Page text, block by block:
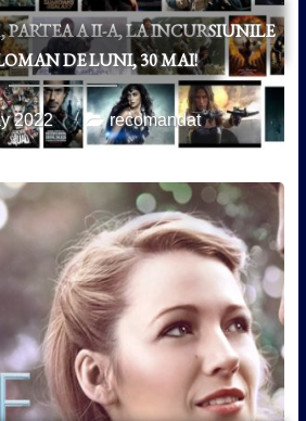
A II-A, LA INCURSIUNILE
DE LUNI, 30 MAI!
2022 recomandat